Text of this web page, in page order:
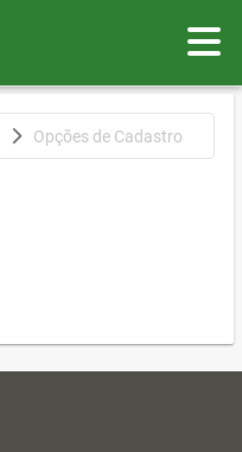
Opções de Cadastro